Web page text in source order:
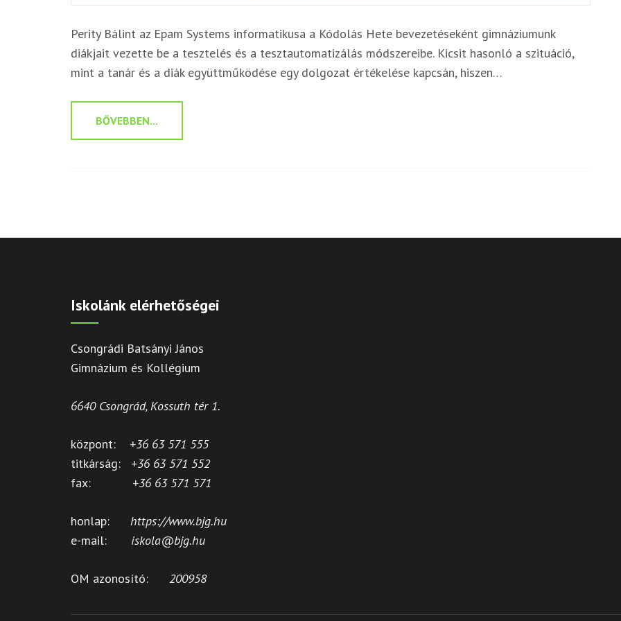
Perity Bálint az Epam Systems informatikusa a Kódolás Hete bevezetéseként gimnáziumunk
diákjait vezette be a tesztelés és a tesztautomatizálás módszereibe. Kicsit hasonló a szituáció,
mint a tanár és a diák együttműködése egy dolgozat értékelése kapcsán, hiszen…
BŐVEBBEN...
Iskolánk elérhetőségei
Csongrádi Batsányi János
Gimnázium és Kollégium
6640 Csongrád, Kossuth tér 1.
központ: +36 63 571 555
titkárság: +36 63 571 552
fax: +36 63 571 571
honlap: https://www.bjg.hu
e-mail: iskola@bjg.hu
OM azonosító: 200958